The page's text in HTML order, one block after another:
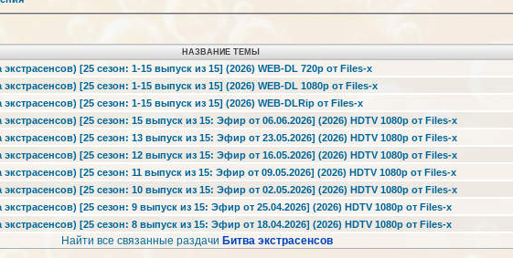
НАЗВАНИЕ ТЕМЫ
[25 сезон: 1-15 выпуск из 15] (2026) WEB-DL 720p от Files-x
[25 сезон: 1-15 выпуск из 15] (2026) WEB-DL 1080p от Files-x
[25 сезон: 1-15 выпуск из 15] (2026) WEB-DLRip от Files-x
[25 сезон: 15 выпуск из 15: Эфир от 06.06.2026] (2026) HDTV 1080р от Files-x
[25 сезон: 13 выпуск из 15: Эфир от 23.05.2026] (2026) HDTV 1080р от Files-x
[25 сезон: 12 выпуск из 15: Эфир от 16.05.2026] (2026) HDTV 1080р от Files-x
[25 сезон: 11 выпуск из 15: Эфир от 09.05.2026] (2026) HDTV 1080р от Files-x
[25 сезон: 10 выпуск из 15: Эфир от 02.05.2026] (2026) HDTV 1080р от Files-x
[25 сезон: 9 выпуск из 15: Эфир от 25.04.2026] (2026) HDTV 1080р от Files-x
[25 сезон: 8 выпуск из 15: Эфир от 18.04.2026] (2026) HDTV 1080р от Files-x
Найти все связанные раздачи Битва экстрасенсов